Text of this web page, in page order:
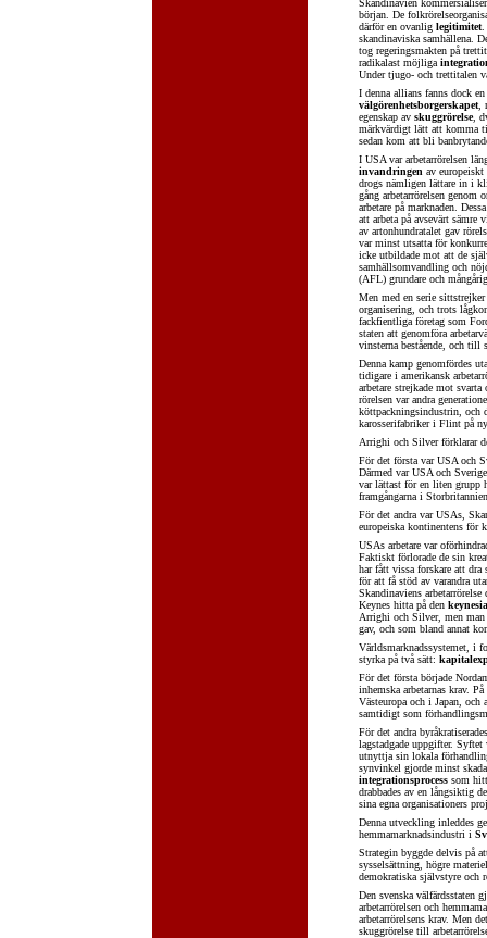
Skandinavien
början. De
därför en ovanlig legitimitet
skandinaviska samhällena.
tog regeringsmakten på
radikalast möjliga
Under tjugo- och trettitalen
I denna allians fanns dock
välgörenhetsborgerskapet
egenskap av skuggrörelse,
märkvärdigt lätt att komma
sedan kom att bli
I USA var arbetarrörelsen
invandringen av europeiskt
drogs nämligen lättare in i
gång arbetarrörelsen
arbetare på marknaden.
att arbeta på avsevärt sämre
av artonhundratalet gav
var minst utsatta för
icke utbildade mot att de
samhällsomvandling och
(AFL) grundare och
Men med en serie
organisering, och trots
fackfientliga företag som
staten att genomföra
vinsterna bestående, och till
Denna kamp genomfördes
tidigare i amerikansk
arbetare strejkade mot
rörelsen var andra
köttpackningsindustrin, och
karosserifabriker i Flint på
Arrighi och Silver förklarar
För det första var USA och
Därmed var USA och
var lättast för en liten grupp
framgångarna i
För det andra var USAs,
europeiska kontinentens för
USAs arbetare var
Faktiskt förlorade de sin
har fått vissa forskare att dra
för att få stöd av varandra
Skandinaviens
Keynes hitta på den
Arrighi och Silver, men man
gav, och som bland annat
Världsmarknadssystemet, i
styrka på två sätt:
För det första började
inhemska arbetarnas krav.
Västeuropa och i Japan,
samtidigt som
För det andra
lagstadgade uppgifter.
utnyttja sin lokala
synvinkel gjorde minst
integrationsprocess som
drabbades av en långsiktig
sina egna organisationers
Denna utveckling inleddes
hemmamarknadsindustri i
Strategin byggde delvis på
sysselsättning, högre
demokratiska självstyre och
Den svenska välfärdsstaten
arbetarrörelsen och
arbetarrörelsens krav. Men
skuggrörelse till